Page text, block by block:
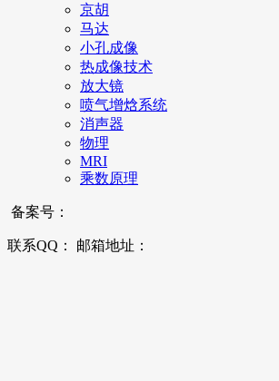
京胡
马达
小孔成像
热成像技术
放大镜
喷气增焓系统
消声器
物理
MRI
乘数原理
备案号：
联系QQ： 邮箱地址：